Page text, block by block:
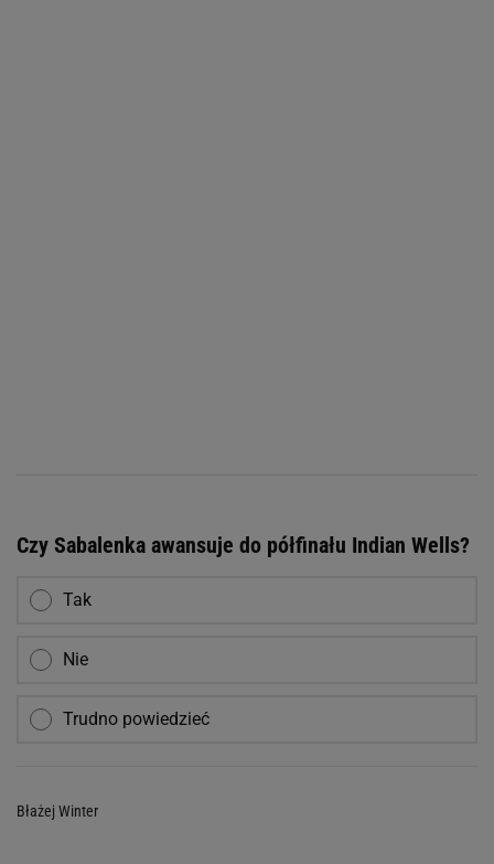
Czy Sabalenka awansuje do półfinału Indian Wells?
Tak
Nie
Trudno powiedzieć
Błażej Winter